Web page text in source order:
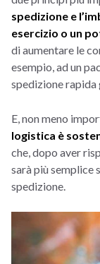
spedizione e
esercizio o un
di aumentare le
esempio, ad un
spedizione rapida
E, non meno
logistica è
che, dopo aver
sarà più semplice
spedizione.